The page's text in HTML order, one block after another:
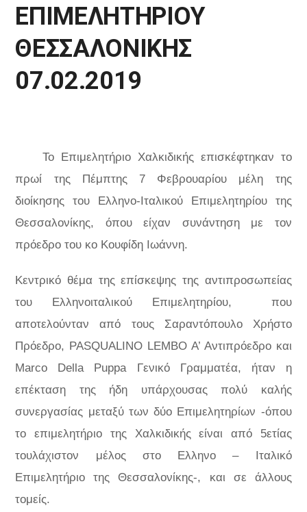
ΕΠΙΜΕΛΗΤΗΡΙΟΥ
ΘΕΣΣΑΛΟΝΙΚΗΣ
07.02.2019
Το Επιμελητήριο Χαλκιδικής επισκέφτηκαν το
πρωί της Πέμπτης 7 Φεβρουαρίου μέλη της
διοίκησης του Ελληνο-Ιταλικού Επιμελητηρίου της
Θεσσαλονίκης, όπου είχαν συνάντηση με τον
πρόεδρο του κο Κουφίδη Ιωάννη.
Κεντρικό θέμα της επίσκεψης της αντιπροσωπείας
του Ελληνοιταλικού Επιμελητηρίου,
που
αποτελούνταν από τους Σαραντόπουλο Χρήστο
Πρόεδρο, PASQUALINO LEMBO Α’ Αντιπρόεδρο και
Marco Della Puppa Γενικό Γραμματέα, ήταν η
επέκταση της ήδη υπάρχουσας πολύ καλής
συνεργασίας μεταξύ των δύο Επιμελητηρίων -όπου
το επιμελητήριο της Χαλκιδικής είναι από 5ετίας
τουλάχιστον μέλος στο Ελληνο – Ιταλικό
Επιμελητήριο της Θεσσαλονίκης-, και σε άλλους
τομείς.